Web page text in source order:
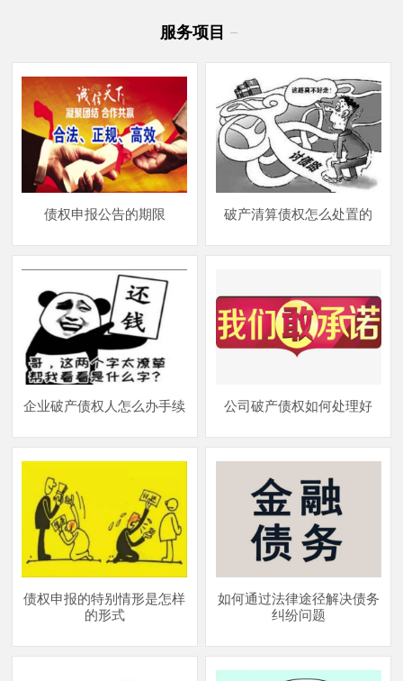
服务项目 −
债权申报公告的期限 破产清算债权怎么处置的
企业破产债权人怎么办手续 公司破产债权如何处理好
债权申报的特别情形是怎样
的形式
如何通过法律途径解决债务
纠纷问题